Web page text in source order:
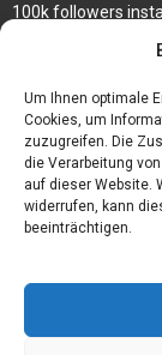
Um Ihnen optimale
Cookies, um
zuzugreifen. Die
die Verarbeitung
auf dieser Website.
widerrufen, kann
beeinträchtigen.
100k followers
Rezepte für
Gönnen Sie sich